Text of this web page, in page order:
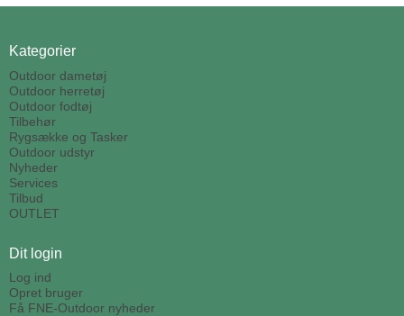
Kategorier
Outdoor dametøj
Outdoor herretøj
Outdoor fodtøj
Tilbehør
Rygsække og Tasker
Outdoor udstyr
Nyheder
Services
Tilbud
OUTLET
Dit login
Log ind
Opret bruger
Få FNE-Outdoor nyheder